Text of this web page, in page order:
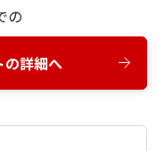
の
の詳細へ